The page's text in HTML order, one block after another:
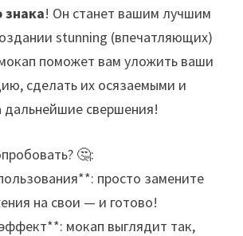
знака! Он станет вашим лучшим
stunning (впечатляющих)
поможет вам уложить ваши
сделать их осязаемыми и
дальнейшие свершения!
🤔:
просто замените
на свои — и готово!
мокап выглядит так,